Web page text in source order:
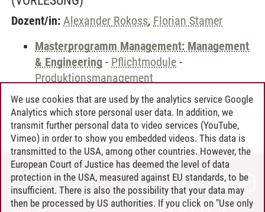
Dozent/in: Alexander Rokoss, Florian Stamer
Masterprogramm Management: Management
& Engineering - Pflichtmodule -
Produktionsmanagement
Andreea Tribel 30.06.2024
CONTACT
LEUPHANA AS EMPLOYER
We use cookies that are used by the analytics service Google
Analytics which store personal user data. In addition, we
transmit further personal data to video services (YouTube,
Vimeo) in order to show you embedded videos. This data is
transmitted to the USA, among other countries. However, the
European Court of Justice has deemed the level of data
protection in the USA, measured against EU standards, to be
insufficient. There is also the possibility that your data may
then be processed by US authorities. If you click on "Use only